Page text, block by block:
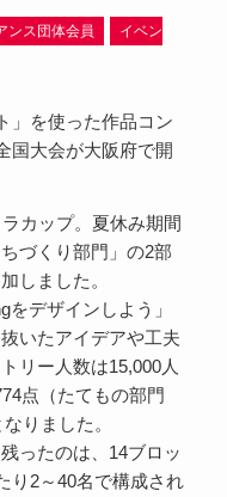
ンス団体会員
イベン
」を使った作品コン
国大会が大阪府で開
カップ。夏休み期間
づくり部門」の2部
しました。
デザインしよう」
いたアイデアや工夫
リー人数は15,000人
点（たてもの部門
りました。
ったのは、14ブロッ
り2～40名で構成され